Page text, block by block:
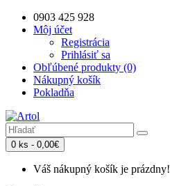
0903 425 928
Môj účet
Registrácia
Prihlásiť sa
Obľúbené produkty (0)
Nákupný košík
Pokladňa
0 ks - 0,00€
Váš nákupný košík je prázdny!